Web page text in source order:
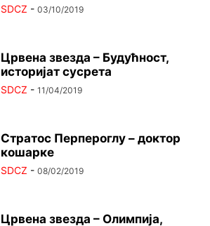
SDCZ - 03/10/2019
Црвена звезда – Будућност,
историјат сусрета
SDCZ - 11/04/2019
Стратос Перпероглу – доктор
кошарке
SDCZ - 08/02/2019
Црвена звезда – Олимпија,